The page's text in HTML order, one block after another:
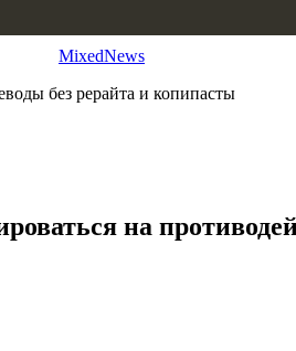
MixedNews
без рерайта и копипасты
на